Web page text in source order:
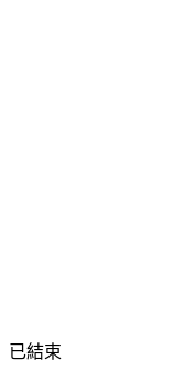
已結束